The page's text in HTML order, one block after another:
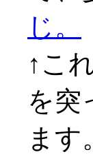
じ。
↑こ
を突
ます